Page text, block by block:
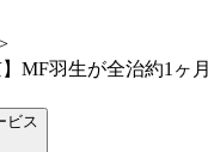
】MF羽生が全治約1ヶ月
ビス